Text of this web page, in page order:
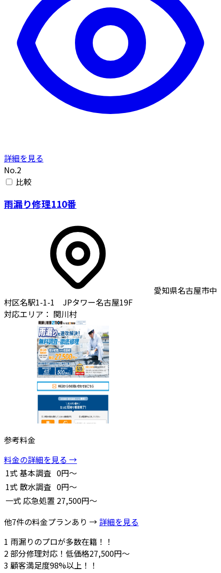
詳細を見る
No.2
比較
雨漏り修理110番
愛知県名古屋市中
村区名駅1-1-1 JPタワー名古屋19F
対応エリア： 関川村
参考料金
料金の詳細を見る →
1式 基本調査 0円～
1式 散水調査 0円～
一式 応急処置 27,500円～
他7件の料金プランあり → 詳細を見る
1 雨漏りのプロが多数在籍！！
2部分修理対応！低価格27,500円～
3 顧客満足度98%以上！！